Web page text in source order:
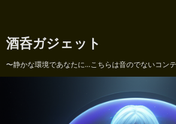
酒呑ガジェット
〜静かな環境であなたに...こちらは音のでないコン